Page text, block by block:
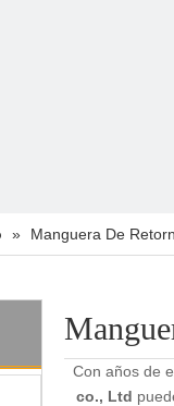
» Manguera De
Con años de
co., Ltd